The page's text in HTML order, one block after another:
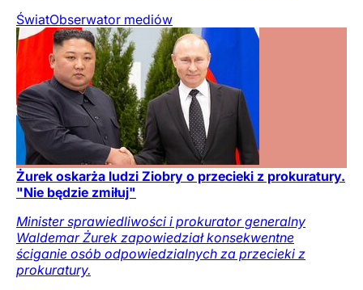
ŚwiatObserwator mediów
Żurek oskarża ludzi Ziobry o przecieki z prokuratury.
"Nie będzie zmiłuj"
Minister sprawiedliwości i prokurator generalny
Waldemar Żurek zapowiedział konsekwentne
ściganie osób odpowiedzialnych za przecieki z
prokuratury.